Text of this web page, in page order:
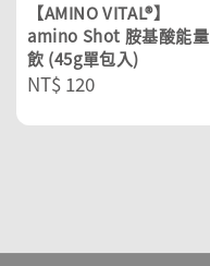
【AMINO VITAL®】
amino Shot 胺基酸能量
飲 (45g單包入)
Regular
NT$ 120